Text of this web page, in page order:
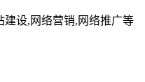
建设,网络营销,网络推广等